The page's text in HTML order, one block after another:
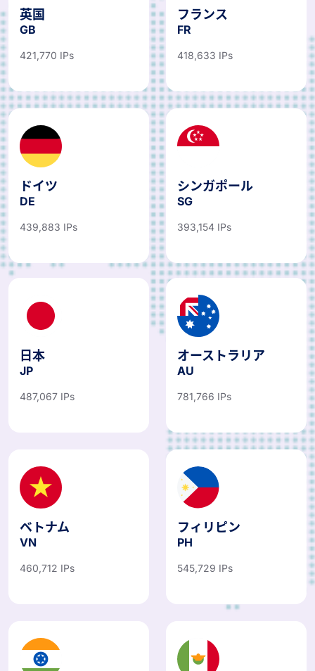
英国
GB
421,770 IPs
フランス
FR
418,633 IPs
ドイツ
DE
439,883 IPs
シンガポール
SG
393,154 IPs
日本
JP
487,067 IPs
オーストラリア
AU
781,766 IPs
ベトナム
VN
460,712 IPs
フィリピン
PH
545,729 IPs